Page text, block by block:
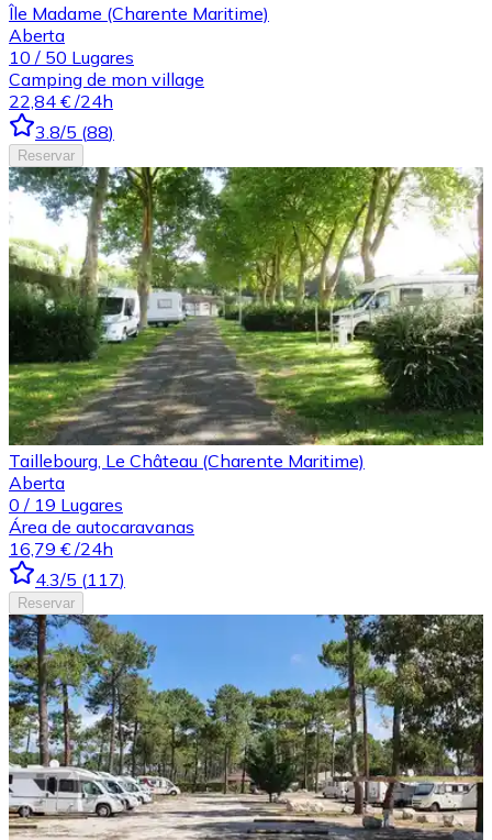
Île Madame (Charente Maritime)
Aberta
10 / 50 Lugares
Camping de mon village
22,84 € /24h
3.8/5 (88)
Reservar
Taillebourg, Le Château (Charente Maritime)
Aberta
0 / 19 Lugares
Área de autocaravanas
16,79 € /24h
4.3/5 (117)
Reservar